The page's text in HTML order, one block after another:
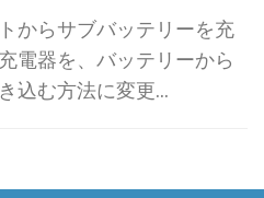
からサブバッテリーを充
電器を、バッテリーから
込む方法に変更...